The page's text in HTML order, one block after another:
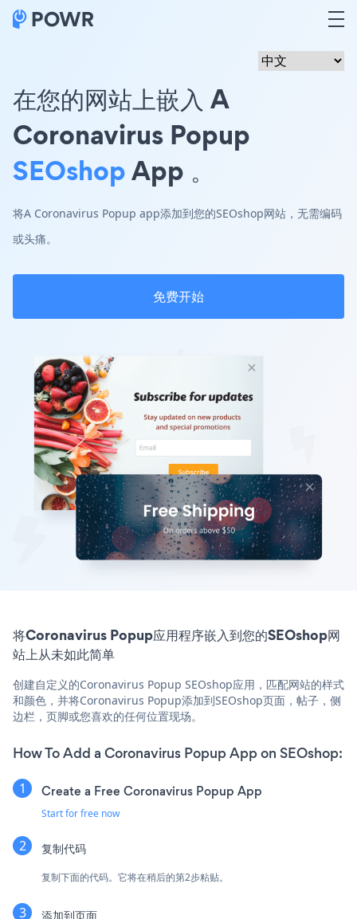
在您的网站上嵌入 A
Coronavirus Popup
SEOshopApp 。
将A Coronavirus Popup app添加到您的SEOshop网站，无需编码
或头痛。
免费开始
将Coronavirus Popup应用程序嵌入到您的SEOshop网
站上从未如此简单
创建自定义的Coronavirus Popup SEOshop应用，匹配网站的样式
和颜色，并将Coronavirus Popup添加到SEOshop页面，帖子，侧
边栏，页脚或您喜欢的任何位置现场。
How To Add a Coronavirus Popup App on SEOshop:
Create a Free Coronavirus Popup App
Start for free now
复制代码
复制下面的代码。它将在稍后的第2步粘贴。
添加到页面